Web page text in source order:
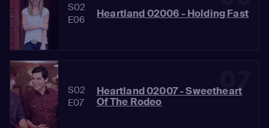
S02
E06
Heartland 02006 - Holding Fast
07
S02
E07
Heartland 02007 - Sweetheart
Of The Rodeo